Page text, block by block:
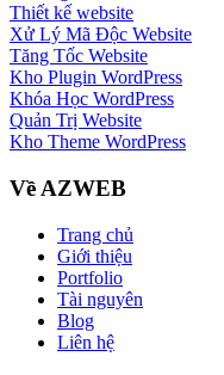
Thiết kế website
Xử Lý Mã Độc Website
Tăng Tốc Website
Kho Plugin WordPress
Khóa Học WordPress
Quản Trị Website
Kho Theme WordPress
Về AZWEB
Trang chủ
Giới thiệu
Portfolio
Tài nguyên
Blog
Liên hệ